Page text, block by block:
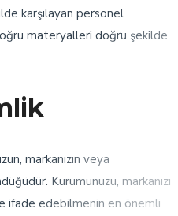
karşılayan personel
materyalleri doğru şekilde
markanızın veya
Kurumunuzu, markanızı
ifade edebilmenin en önemli